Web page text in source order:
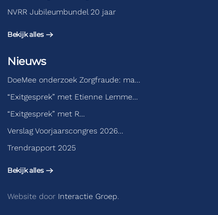
NVRR Jubileumbundel 20 jaar
Bekijk alles
Nieuws
DoeMee onderzoek Zorgfraude: ma…
“Exitgesprek” met Etienne Lemme…
“Exitgesprek” met R…
Verslag Voorjaarscongres 2026…
Trendrapport 2025
Bekijk alles
Website door Interactie Groep.